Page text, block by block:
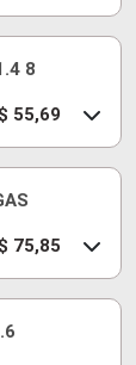
8
55,69
75,85